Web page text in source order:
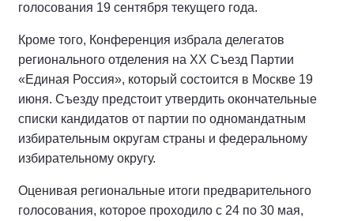
голосования 19 сентября текущего года.
Кроме того, Конференция избрала делегатов
регионального отделения на ХХ Съезд Партии
«Единая Россия», который состоится в Москве 19
июня. Съезду предстоит утвердить окончательные
списки кандидатов от партии по одномандатным
избирательным округам страны и федеральному
избирательному округу.
Оценивая региональные итоги предварительного
голосования, которое проходило с 24 по 30 мая,